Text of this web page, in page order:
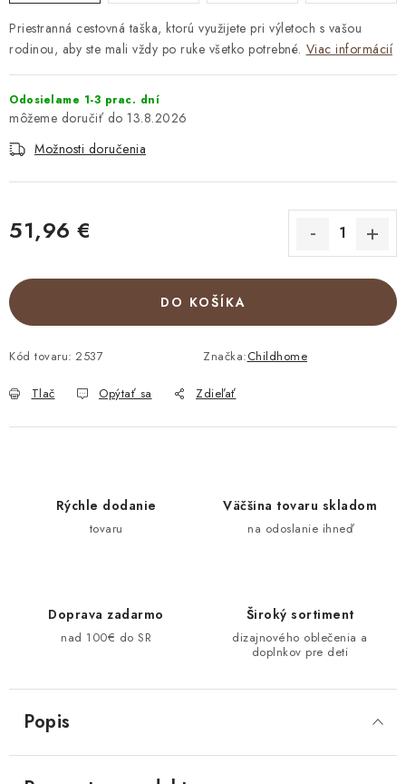
Priestranná cestovná taška, ktorú využijete pri výletoch s vašou
rodinou, aby ste mali vždy po ruke všetko potrebné. Viac informácií
Odosielame 1-3 prac. dní
13.8.2026
Možnosti doručenia
51,96 €
DO KOŠÍKA
Kód tovaru: 2537 Značka:Childhome
Tlač Opýtať sa Zdieľať
Rýchle dodanie
tovaru
Väčšina tovaru skladom
na odoslanie ihneď
Doprava zadarmo
nad 100€ do SR
Široký sortiment
dizajnového oblečenia a
doplnkov pre deti
Popis